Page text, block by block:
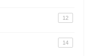
12
14